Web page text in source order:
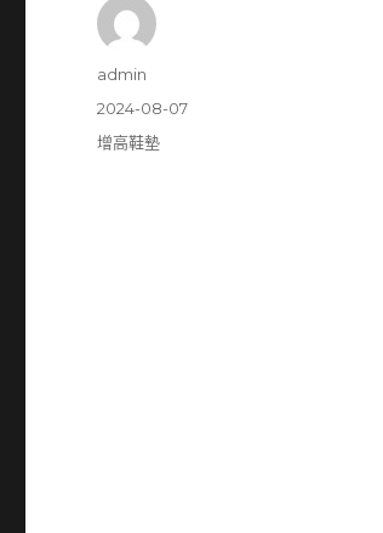
作
admin
發
佈
2024-08-07
分
增高鞋墊